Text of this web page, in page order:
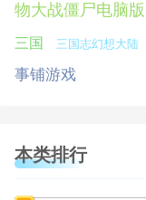
物大战僵尸电脑版
三国 三国志幻想大陆
事铺游戏
本类排行